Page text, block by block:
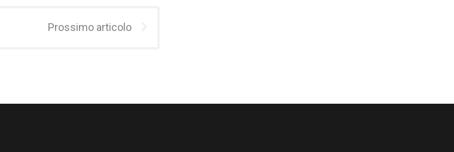
Prossimo articolo